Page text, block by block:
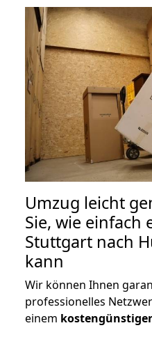
Umzug leicht
Sie, wie einfach
Stuttgart nach
kann
Wir können Ihnen
professionelles
einem